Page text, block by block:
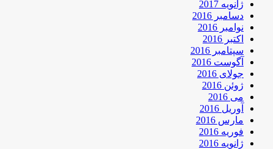
ژانویه 2017
دسامبر 2016
نوامبر 2016
اکتبر 2016
سپتامبر 2016
آگوست 2016
جولای 2016
ژوئن 2016
می 2016
آوریل 2016
مارس 2016
فوریه 2016
ژانویه 2016